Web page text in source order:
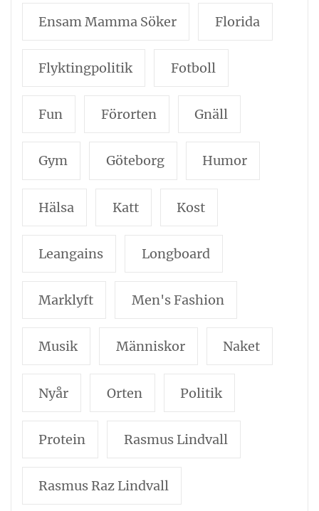
Ensam Mamma Söker Florida
Flyktingpolitik Fotboll
Fun Förorten Gnäll
Gym Göteborg Humor
Hälsa Katt Kost
Leangains Longboard
Marklyft Men's Fashion
Musik Människor Naket
Nyår Orten Politik
Protein Rasmus Lindvall
Rasmus Raz Lindvall